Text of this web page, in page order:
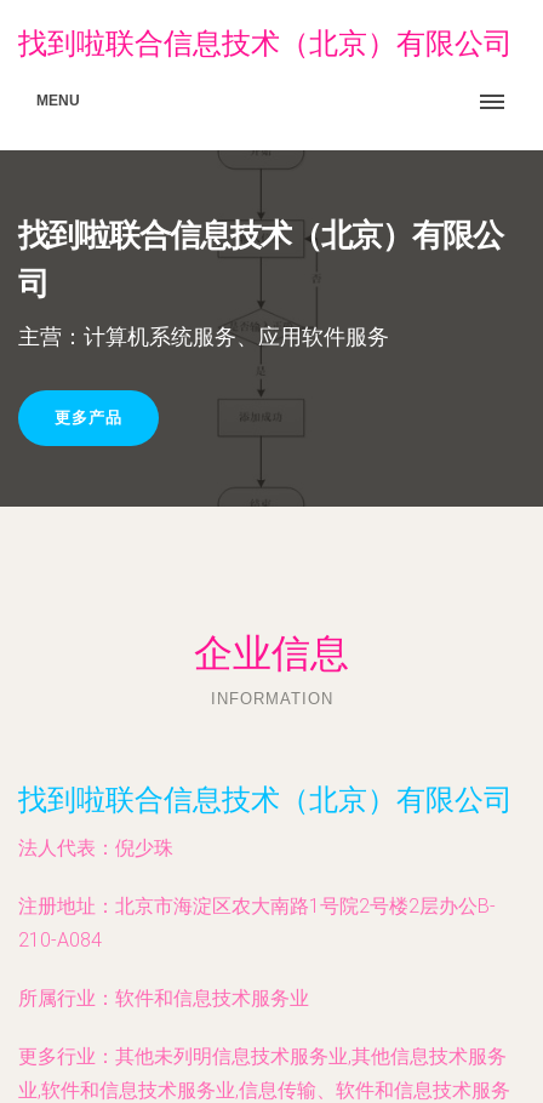
找到啦联合信息技术（北京）有限公司
MENU
找到啦联合信息技术（北京）有限公
司
主营：计算机系统服务、应用软件服务
更多产品
企业信息
INFORMATION
找到啦联合信息技术（北京）有限公司
法人代表： 倪少珠
注册地址： 北京市海淀区农大南路1号院2号楼2层办公B-
210-A084
所属行业： 软件和信息技术服务业
更多行业： 其他未列明信息技术服务业,其他信息技术服务
业,软件和信息技术服务业,信息传输、软件和信息技术服务